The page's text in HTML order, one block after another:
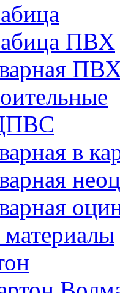
ПВХ
в